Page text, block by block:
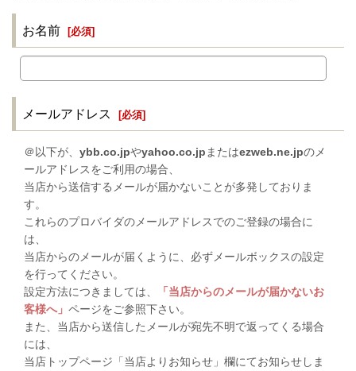
お名前 [必須]
メールアドレス [必須]
＠以下が、 ybb.co.jpやyahoo.co.jp またはezweb.ne.jpのメ
ールアドレスをご利用の場合、
当店から送信するメールが届かないことが多発しておりま
す。
これらのプロバイダのメールアドレスでのご登録の場合に
は、
当店からのメールが届くように、必ずメールボックスの設定
を行ってください。
設定方法につきましては、
「当店からのメールが届かないお
客様へ」 ページをご参照下さい。
また、当店から送信したメールが宛先不明で返ってくる場合
には、
当店トップページ「当店よりお知らせ」欄にてお知らせしま